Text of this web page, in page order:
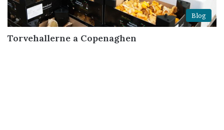
Blog
Torvehallerne a Copenaghen